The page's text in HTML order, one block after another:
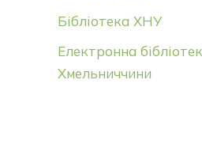
Бібліотека ХНУ
Електронна
Хмельниччини